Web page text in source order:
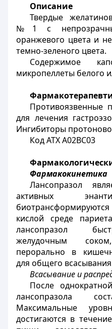
Описание
Твердые
№1 с
оранжевого цвета и
темно-зеленого цвета.
Содержимое
микропеллеты белого
Противоязвенные
для лечения
Ингибиторы
Код АТХ А02ВС03
Фармакокинетика
Лансопразол
активных
кислой среде
лансопразол
желудочным
перорально в
для общего
Всасывание и
После
лансопразола
Максимальные
достигаются в